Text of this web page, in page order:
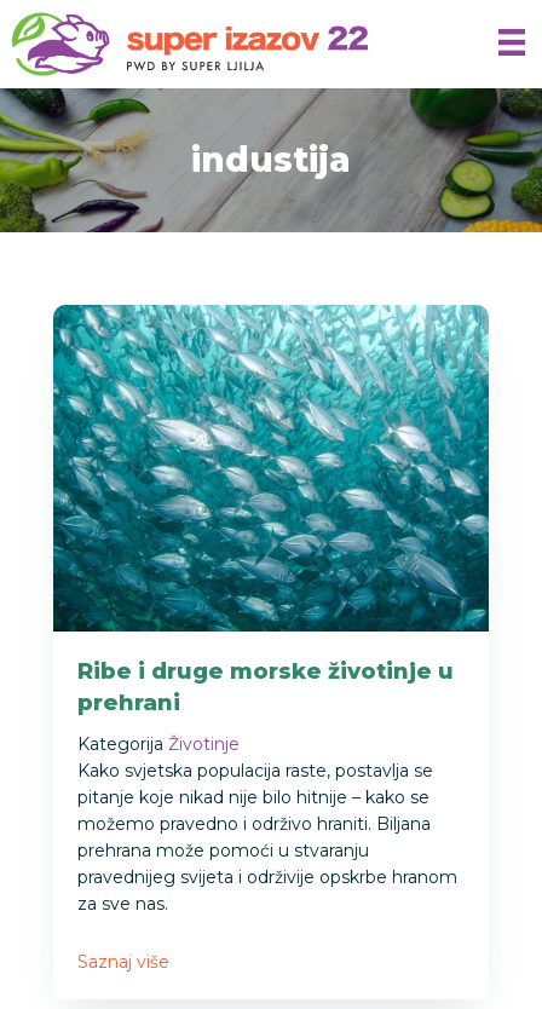
industija
Ribe i druge morske životinje u
prehrani
Kategorija Životinje
Kako svjetska populacija raste, postavlja se
pitanje koje nikad nije bilo hitnije – kako se
možemo pravedno i održivo hraniti. Biljana
prehrana može pomoći u stvaranju
pravednijeg svijeta i održivije opskrbe hranom
za sve nas.
Saznaj više